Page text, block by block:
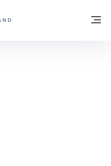
TRADE - WEBSEITE DER